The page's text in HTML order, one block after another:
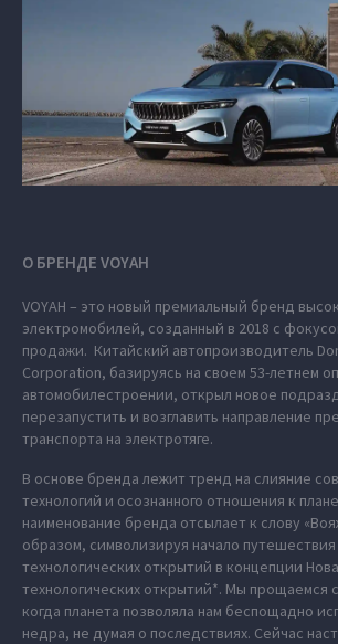
О БРЕНДЕ VOYAH
VOYAH – это новый премиальный бренд
электромобилей, созданный в 2018 с
продажи. Китайский автопроизводитель
Corporation, базируясь на своем 53-летнем
автомобилестроении, открыл новое
перезапустить и возглавить направление
транспорта на электротяге.
В основе бренда лежит тренд на слияние
технологий и осознанного отношения к
наименование бренда отсылает к слову
образом, символизируя начало
технологических открытий в концепции
технологических открытий*. Мы прощаемся
когда планета позволяла нам беспощадно
недра, не думая о последствиях. Сейчас